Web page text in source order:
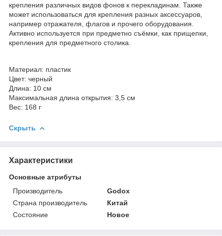
крепления различных видов фонов к перекладинам. Также
может использоваться для крепления разных аксессуаров,
например отражателя, флагов и прочего оборудования.
Активно используется при предметно съёмки, как прищепки,
крепления для предметного столика.
Материал: пластик
Цвет: черный
Длина: 10 см
Максимальная длина открытия: 3,5 см
Вес: 168 г
Скрыть
Характеристики
Основные атрибуты
Производитель
Godox
Страна производитель
Китай
Состояние
Новое